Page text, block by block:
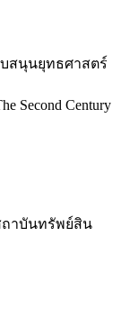
สนุนยุทธศาสตร์
Second Century
ถาบันทรัพย์สิน